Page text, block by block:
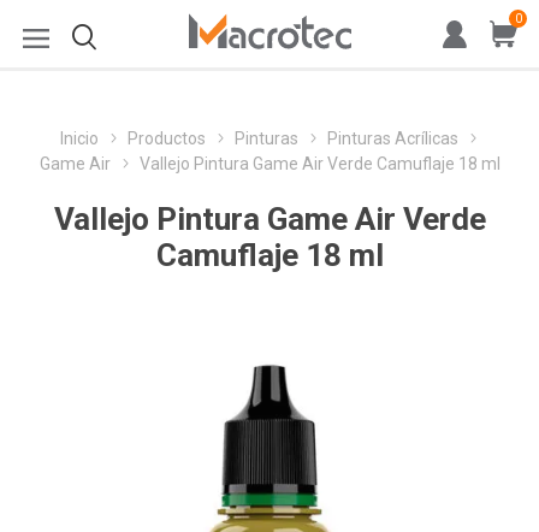
0
Inicio Productos Pinturas
Pinturas Acrílicas
Game Air
Vallejo Pintura Game Air Verde Camuflaje 18 ml
Vallejo Pintura Game Air Verde
Camuflaje 18 ml